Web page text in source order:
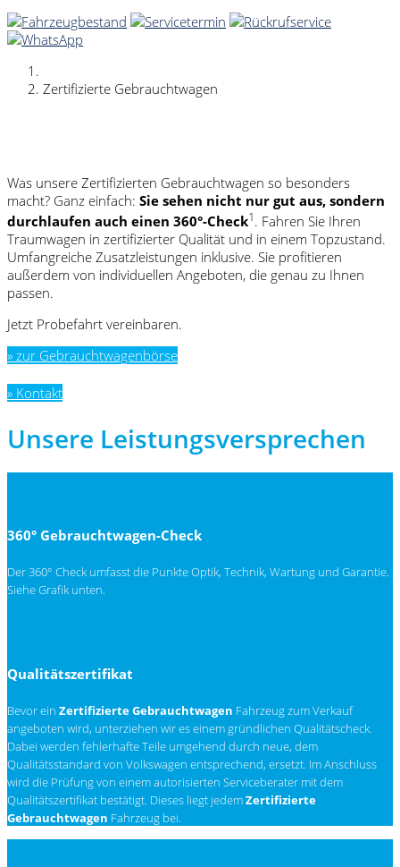
Zertifizierte Gebrauchtwagen
Was unsere Zertifizierten Gebrauchtwagen so besonders
macht? Ganz einfach: Sie sehen nicht nur gut aus, sondern
durchlaufen auch einen 360°-Check1. Fahren Sie Ihren
Traumwagen in zertifizierter Qualität und in einem Topzustand.
Umfangreiche Zusatzleistungen inklusive. Sie profitieren
außerdem von individuellen Angeboten, die genau zu Ihnen
passen.
Jetzt Probefahrt vereinbaren.
» zur Gebrauchtwagenbörse
» Kontakt
Unsere Leistungsversprechen
360° Gebrauchtwagen-Check
Der 360° Check umfasst die Punkte Optik, Technik, Wartung und Garantie.
Siehe Grafik unten.
Qualitätszertifikat
Bevor ein Zertifizierte Gebrauchtwagen Fahrzeug zum Verkauf
angeboten wird, unterziehen wir es einem gründlichen Qualitätscheck.
Dabei werden fehlerhafte Teile umgehend durch neue, dem
Qualitätsstandard von Volkswagen entsprechend, ersetzt. Im Anschluss
wird die Prüfung von einem autorisierten Serviceberater mit dem
Qualitätszertifikat bestätigt. Dieses liegt jedemZertifizierte
Gebrauchtwagen Fahrzeug bei.